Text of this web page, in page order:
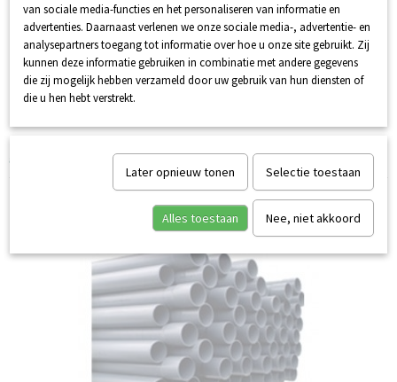
Inloggen Registreren
UW WINKELWAGEN
afvoerbuis SN4
van sociale media-functies en het personaliseren van informatie en
advertenties. Daarnaast verlenen we onze sociale media-, advertentie- en
analysepartners toegang tot informatie over hoe u onze site gebruikt. Zij
kunnen deze informatie gebruiken in combinatie met andere gegevens
die zij mogelijk hebben verzameld door uw gebruik van hun diensten of
die u hen hebt verstrekt.
Later opnieuw tonen Selectie toestaan
Alles toestaan Nee, niet akkoord